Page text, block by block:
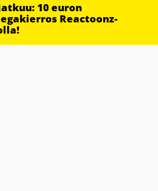
10 euron
Reactoonz-